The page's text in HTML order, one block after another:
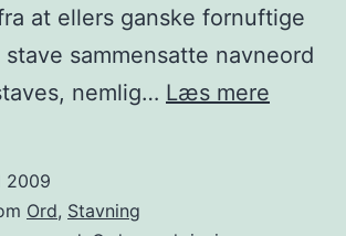
at ellers ganske fornuftige
sammensatte navneord
nemlig… Læs mere
2009
Ord, Stavning